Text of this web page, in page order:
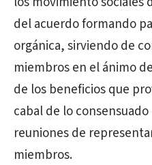
del acuerdo formando
orgánica, sirviendo de
miembros en el ánimo
de los beneficios que
cabal de lo
reuniones de
miembros.